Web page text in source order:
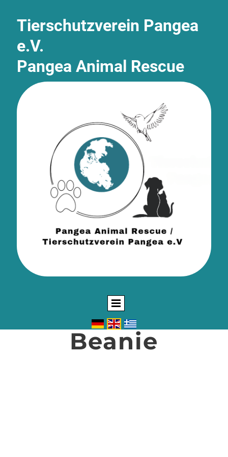
Tierschutzverein Pangea
e.V.
Pangea Animal Rescue
Beanie